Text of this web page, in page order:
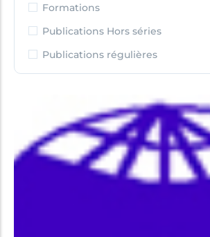
Formations
Publications Hors séries
Publications régulières